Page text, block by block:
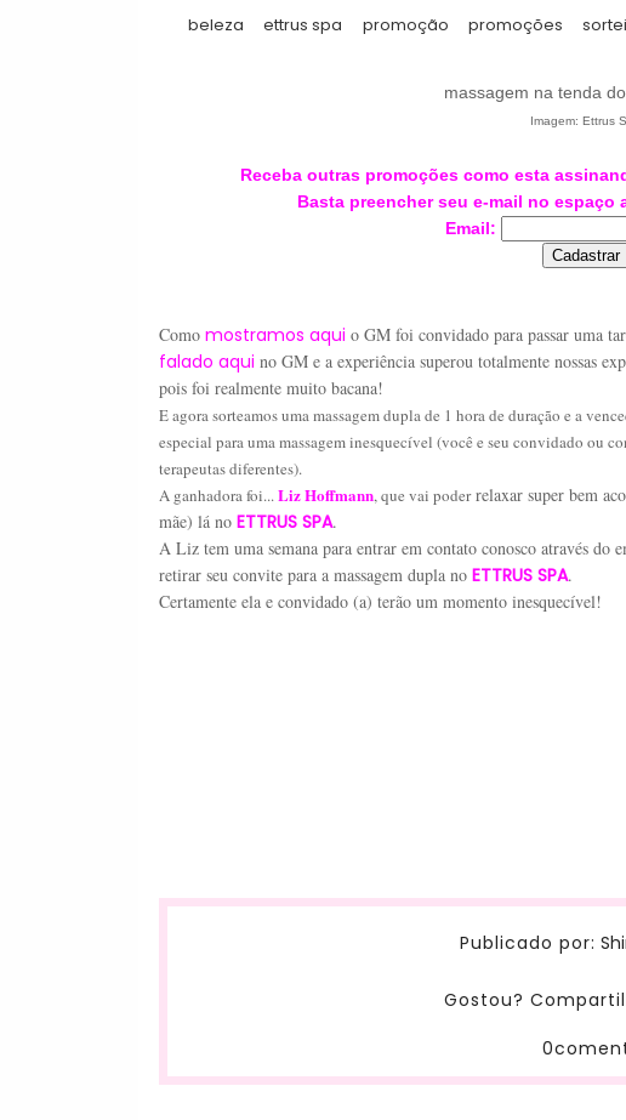
beleza ettrus spa promoção promoções
massagem na tenda
Imagem: Ettrus
Receba outras promoções como esta
Basta preencher seu e-mail no espaço
Email:
Comomostramos aquio GM foi convidado para passar uma
falado aqui no GM e a experiência superou totalmente nossas
pois foi realmente muito bacana!
E agora sorteamos uma massagem dupla de 1 hora de duração e a
especial para uma massagem inesquecível (você e seu convidado ou
terapeutas diferentes).
A ganhadora foi...Liz Hoffmann, que vai poderrelaxar super bem
mãe) lá noETTRUS SPA.
A Liz tem uma semana para entrar em contato conosco através do
retirar seu convite para a massagem dupla noETTRUS SPA.
Certamente ela e convidado (a) terão um momento inesquecível!
Publicado por:
Gostou?